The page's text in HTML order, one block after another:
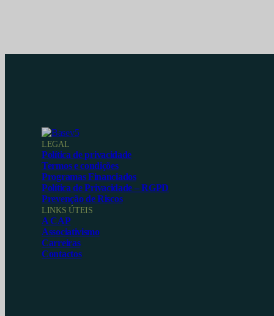
LEGAL
Política de privacidade
Termos e condições
Programas Financiados
Política de Privacidade – RGPD
Prevenção de Riscos
LINKS ÚTEIS
A CAP
Associativismo
Carreiras
Contactos